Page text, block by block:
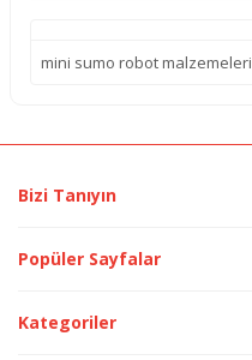
mini sumo robot malzemeleri
Bizi Tanıyın
Popüler Sayfalar
Kategoriler